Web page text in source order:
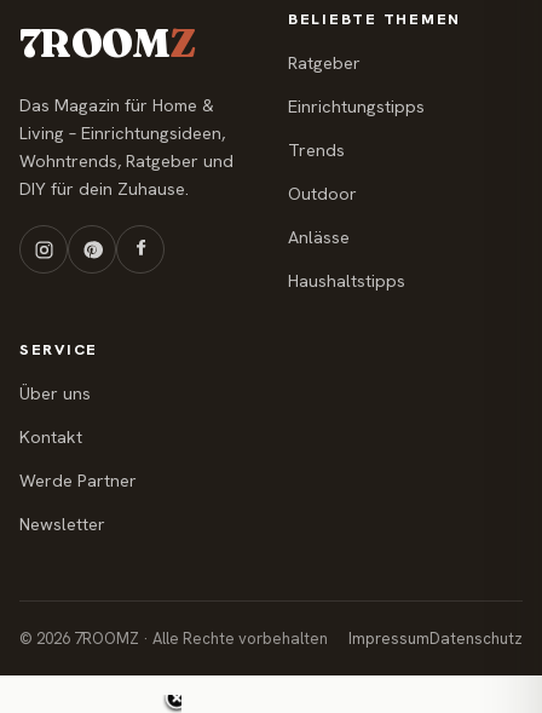
7ROOMZ
Das Magazin für Home &
Living – Einrichtungsideen,
Wohntrends, Ratgeber und
DIY für dein Zuhause.
BELIEBTE THEMEN
Ratgeber
Einrichtungstipps
Trends
Outdoor
Anlässe
Haushaltstipps
SERVICE
Über uns
Kontakt
Werde Partner
Newsletter
© 2026 7ROOMZ · Alle Rechte vorbehalten ImpressumDatenschutz